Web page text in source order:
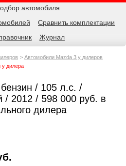
автомобиля
Сравнить комплектации
Журнал
Автомобили Mazda 3 у дилеров
у дилера
/ 105 л.с. /
/ 2012 / 598 000 руб. в
дилера